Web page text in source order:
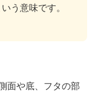
う意味です。
面や底、フタの部